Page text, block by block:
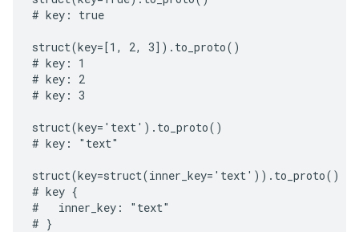
# key: true
struct(key=[1, 2, 3]).to_proto()
# key: 1
# key: 2
# key: 3
struct(key='text').to_proto()
# key: "text"
struct(key=struct(inner_key='text')).to_proto()
# key {
#   inner_key: "text"
# }